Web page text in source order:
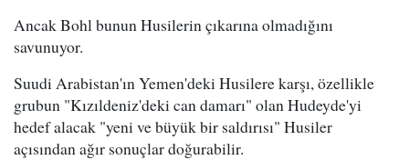
Ancak Bohl bunun Husilerin çıkarına olmadığını
savunuyor.
Suudi Arabistan'ın Yemen'deki Husilere karşı, özellikle
grubun "Kızıldeniz'deki can damarı" olan Hudeyde'yi
hedef alacak "yeni ve büyük bir saldırısı" Husiler
açısından ağır sonuçlar doğurabilir.